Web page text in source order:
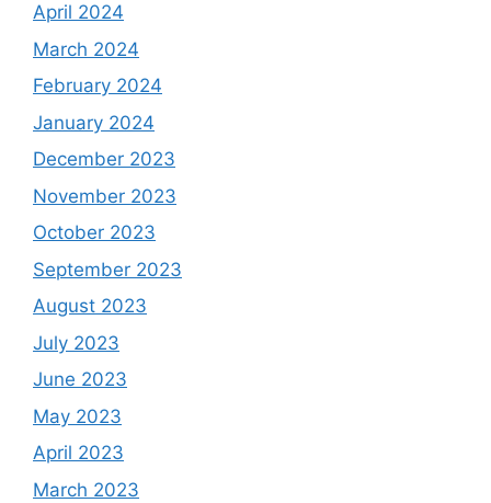
April 2024
March 2024
February 2024
January 2024
December 2023
November 2023
October 2023
September 2023
August 2023
July 2023
June 2023
May 2023
April 2023
March 2023